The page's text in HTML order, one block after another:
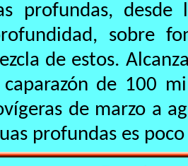
profundas,
sobre
de estos.
de 100
de marzo a
profundas es